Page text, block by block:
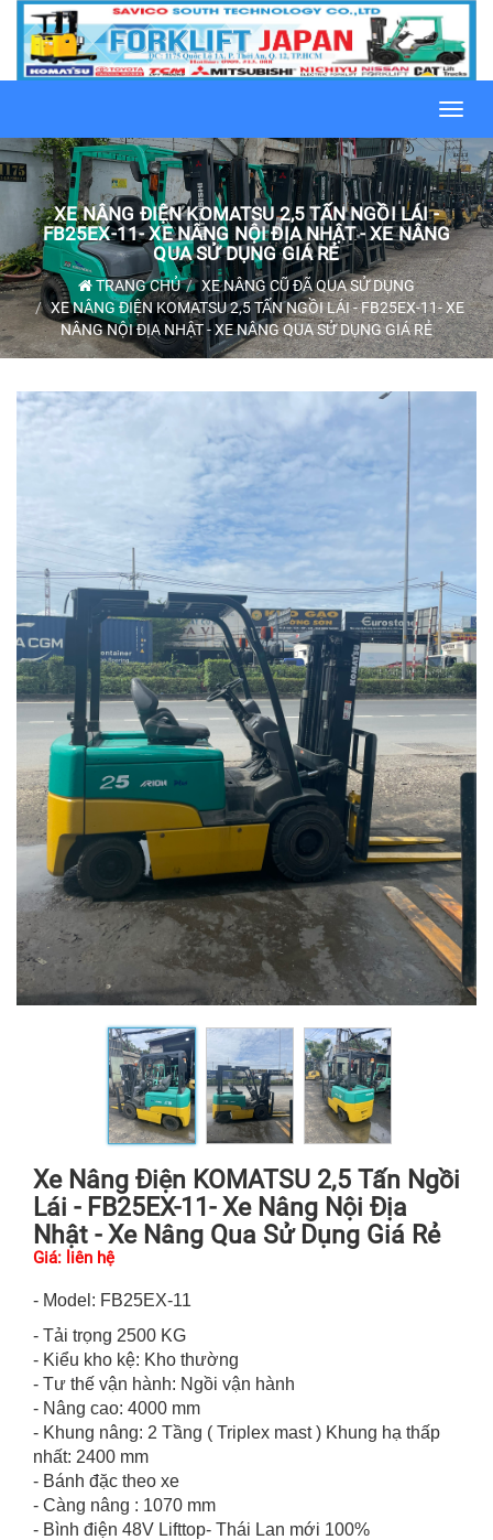
XE NÂNG ĐIỆN KOMATSU 2,5 TẤN NGỒI LÁI -
FB25EX-11- XE NÂNG NỘI ĐỊA NHẬT - XE NÂNG
QUA SỬ DỤNG GIÁ RẺ
TRANG CHỦ
XE NÂNG CŨ ĐÃ QUA SỬ DỤNG
XE NÂNG ĐIỆN KOMATSU 2,5 TẤN NGỒI LÁI - FB25EX-11- XE
NÂNG NỘI ĐỊA NHẬT - XE NÂNG QUA SỬ DỤNG GIÁ RẺ
Xe Nâng Điện KOMATSU 2,5 Tấn Ngồi
Lái - FB25EX-11- Xe Nâng Nội Địa
Nhật - Xe Nâng Qua Sử Dụng Giá Rẻ
Giá: liên hệ
- Model: FB25EX-11
- Tải trọng 2500 KG
- Kiểu kho kệ: Kho thường
- Tư thế vận hành: Ngồi vận hành
- Nâng cao: 4000 mm
- Khung nâng: 2 Tầng ( Triplex mast ) Khung hạ thấp
nhất: 2400 mm
- Bánh đặc theo xe
- Càng nâng : 1070 mm
- Bình điện 48V Lifttop- Thái Lan mới 100%